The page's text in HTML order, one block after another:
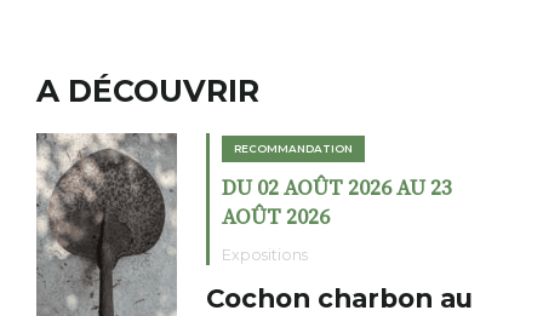
A DÉCOUVRIR
RECOMMANDATION
DU 02 AOÛT 2026 AU 23
AOÛT 2026
Expositions
Cochon charbon au